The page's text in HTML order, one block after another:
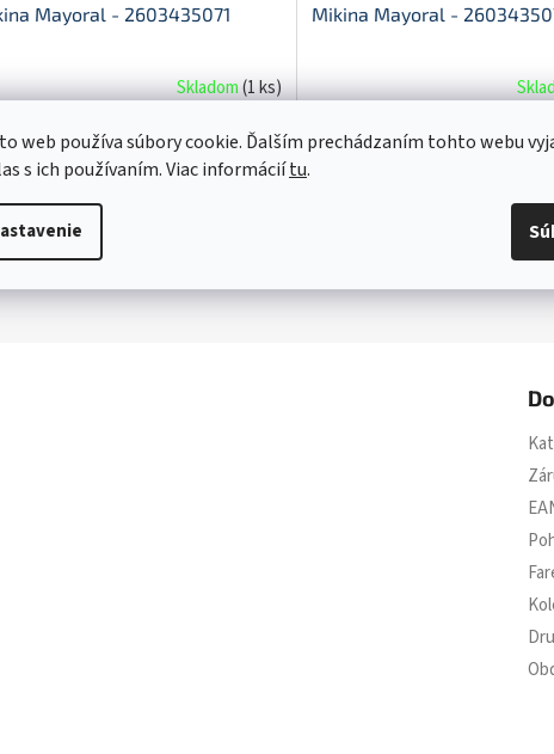
web používa súbory cookie. Ďalším prechádzaním tohto webu
s ich používaním. Viac informáciítu.
Mayoral - 2603435071
Skladom(1 ks)
bez DPH
DETAIL
Mikina Mayoral -
€14,80 bez DPH
€18,20